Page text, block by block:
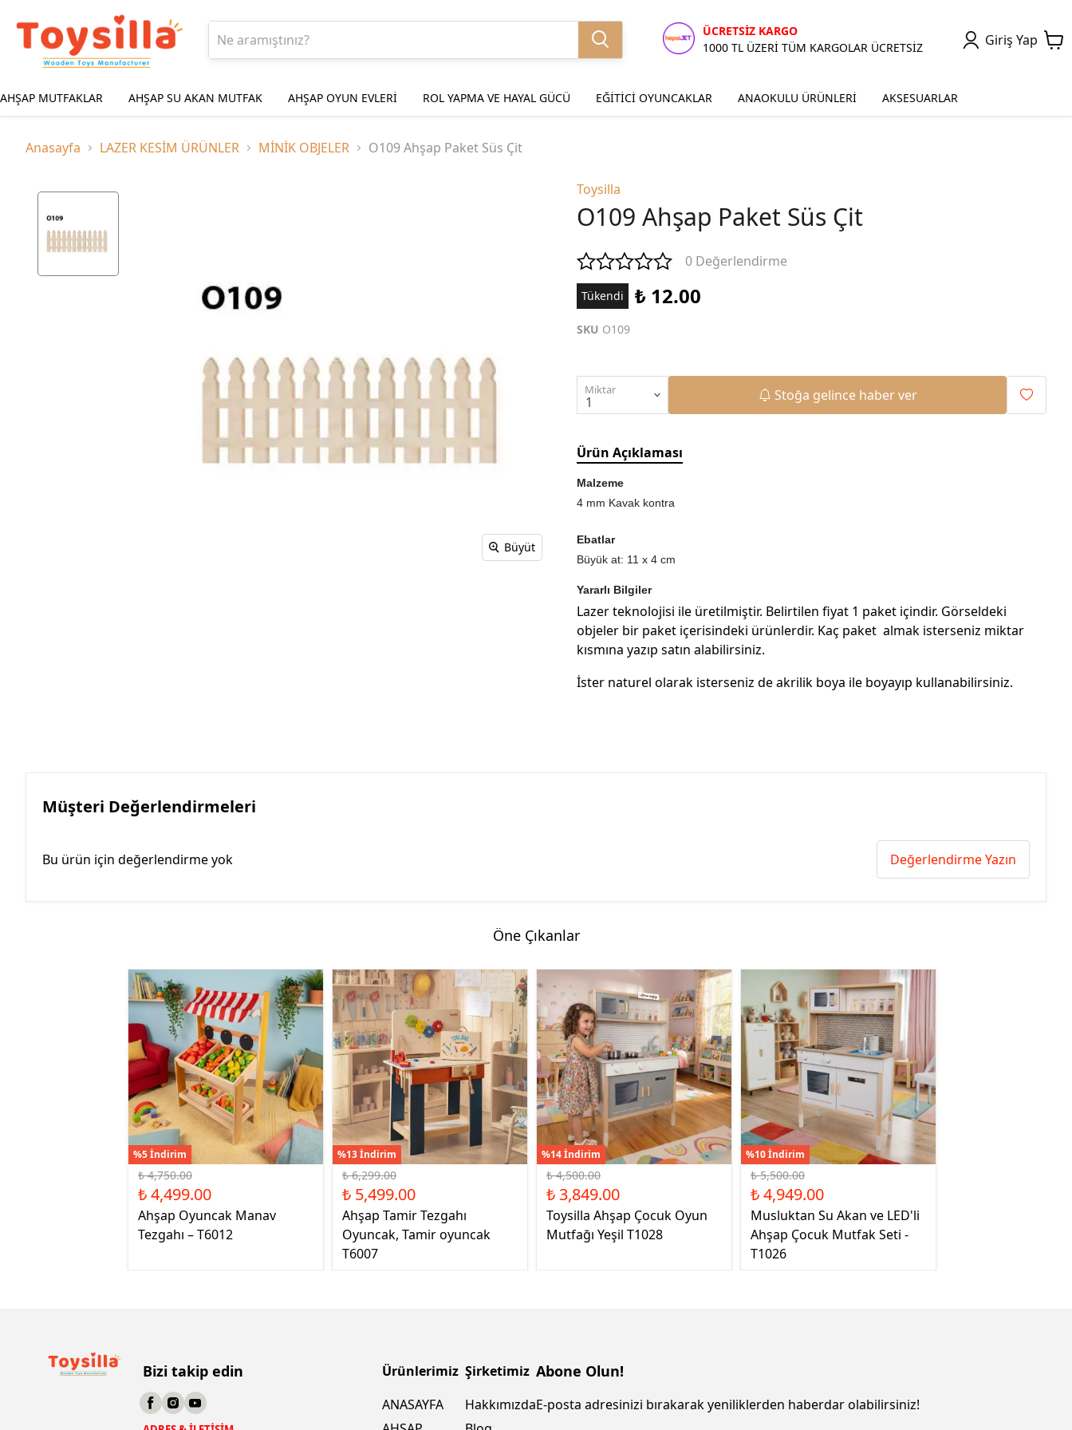
ÜCRETSİZ KARGO
1000 TL ÜZERİ TÜM KARGOLAR ÜCRETSİZ
Giriş Yap
AHŞAP MUTFAKLAR AHŞAP SU AKAN MUTFAK AHŞAP OYUN EVLERİ ROL YAPMA VE HAYAL GÜCÜ EĞİTİCİ OYUNCAKLAR ANAOKULU ÜRÜNLERİ AKSESUARLAR
Anasayfa LAZER KESİM ÜRÜNLER MİNİK OBJELER O109 Ahşap Paket Süs Çit
Büyüt
Toysilla
O109 Ahşap Paket Süs Çit
0 Değerlendirme
Tükendi ₺ 12.00
SKU O109
Miktar Stoğa gelince haber ver
Ürün Açıklaması
Malzeme
4 mm Kavak kontra
Ebatlar
Büyük at: 11 x 4 cm
Yararlı Bilgiler
Lazer teknolojisi ile üretilmiştir. Belirtilen fiyat 1 paket içindir. Görseldeki
objeler bir paket içerisindeki ürünlerdir. Kaç paket almak isterseniz miktar
kısmına yazıp satın alabilirsiniz.
İster naturel olarak isterseniz de akrilik boya ile boyayıp kullanabilirsiniz.
Müşteri Değerlendirmeleri
Bu ürün için değerlendirme yok Değerlendirme Yazın
Öne Çıkanlar
%5 İndirim
₺ 4,750.00
₺ 4,499.00
Ahşap Oyuncak Manav
Tezgahı – T6012
%13 İndirim
₺ 6,299.00
₺ 5,499.00
Ahşap Tamir Tezgahı
Oyuncak, Tamir oyuncak
T6007
%14 İndirim
₺ 4,500.00
₺ 3,849.00
Toysilla Ahşap Çocuk Oyun
Mutfağı Yeşil T1028
%10 İndirim
₺ 5,500.00
₺ 4,949.00
Musluktan Su Akan ve LED'li
Ahşap Çocuk Mutfak Seti -
T1026
Bizi takip edin
Ürünlerimiz
ANASAYFA
Şirketimiz
Hakkımızda
Abone Olun!
E-posta adresinizi bırakarak yeniliklerden haberdar olabilirsiniz!